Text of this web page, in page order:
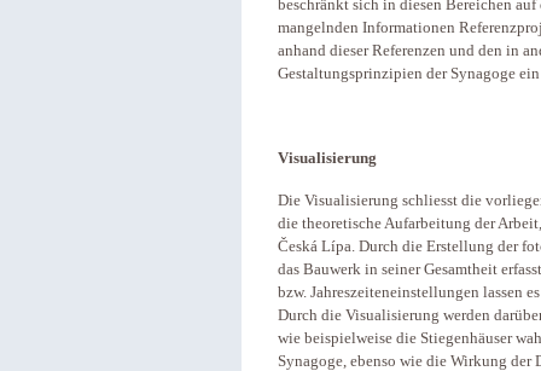
beschränkt sich in diesen Bereichen
mangelnden Informationen
anhand dieser Referenzen und den in
Gestaltungsprinzipien der Synagoge
Visualisierung
Die Visualisierung schliesst die
die theoretische Aufarbeitung der
Česká Lípa. Durch die Erstellung der
das Bauwerk in seiner Gesamtheit
bzw. Jahreszeiteneinstellungen lassen
Durch die Visualisierung werden
wie beispielweise die Stiegenhäuser
Synagoge, ebenso wie die Wirkung